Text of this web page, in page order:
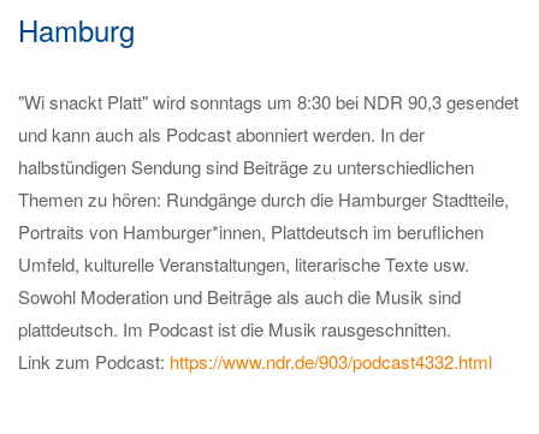
Hamburg
"Wi snackt Platt" wird sonntags um 8:30 bei NDR 90,3 gesendet
und kann auch als Podcast abonniert werden. In der
halbstündigen Sendung sind Beiträge zu unterschiedlichen
Themen zu hören: Rundgänge durch die Hamburger Stadtteile,
Portraits von Hamburger*innen, Plattdeutsch im beruflichen
Umfeld, kulturelle Veranstaltungen, literarische Texte usw.
Sowohl Moderation und Beiträge als auch die Musik sind
plattdeutsch. Im Podcast ist die Musik rausgeschnitten.
Link zum Podcast: https://www.ndr.de/903/podcast4332.html